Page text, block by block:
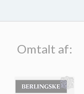
Omtalt af: